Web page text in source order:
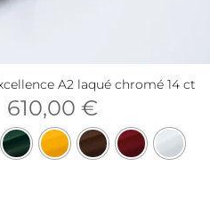
A2 laqué chromé 14 ct
610,00€